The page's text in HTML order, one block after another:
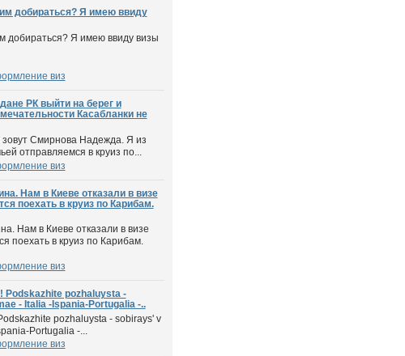
добираться? Я имею ввиду
Я имею ввиду визы
виз
РК выйти на берег и
Касабланки не
зовут Смирнова Надежда. Я из
отправляемся в круиз по...
виз
Нам в Киеве отказали в визе
поехать в круиз по Карибам.
Нам в Киеве отказали в визе
поехать в круиз по Карибам.
виз
pozhaluysta -
- Italia -Ispania-Portugalia -..
pozhaluysta - sobirays' v
Portugalia -...
виз